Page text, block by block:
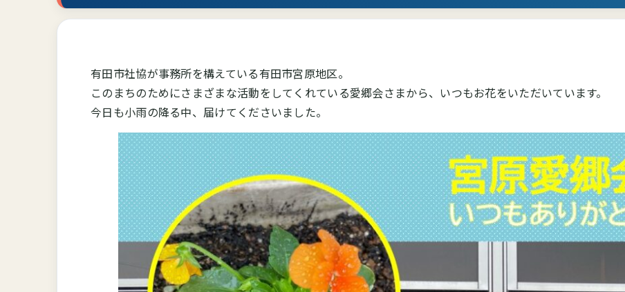
有田市社協が事務所を構えている有田市宮原地区。
このまちのためにさまざまな活動をしてくれている愛郷会さまから、いつもお花をいただいています。
今日も小雨の降る中、届けてくださいました。